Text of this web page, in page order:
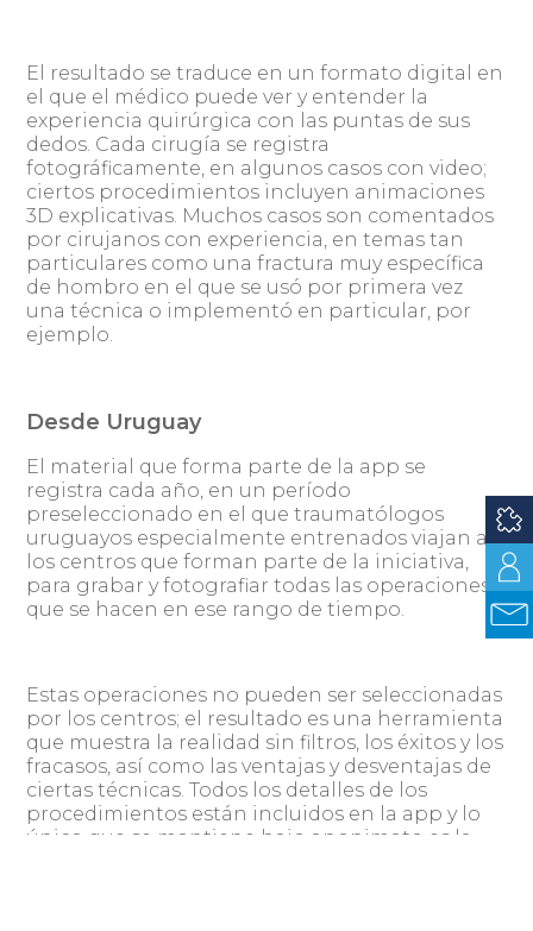
El resultado se traduce en un formato digital en
el que el médico puede ver y entender la
experiencia quirúrgica con las puntas de sus
dedos. Cada cirugía se registra
fotográficamente, en algunos casos con video;
ciertos procedimientos incluyen animaciones
3D explicativas. Muchos casos son comentados
por cirujanos con experiencia, en temas tan
particulares como una fractura muy específica
de hombro en el que se usó por primera vez
una técnica o implementó en particular, por
ejemplo.
Desde Uruguay
El material que forma parte de la app se
registra cada año, en un período
preseleccionado en el que traumatólogos
uruguayos especialmente entrenados viajan a
los centros que forman parte de la iniciativa,
para grabar y fotografiar todas las operaciones
que se hacen en ese rango de tiempo.
Estas operaciones no pueden ser seleccionadas
por los centros; el resultado es una herramienta
que muestra la realidad sin filtros, los éxitos y los
fracasos, así como las ventajas y desventajas de
ciertas técnicas. Todos los detalles de los
procedimientos están incluidos en la app y lo
único que se mantiene bajo anonimato es la